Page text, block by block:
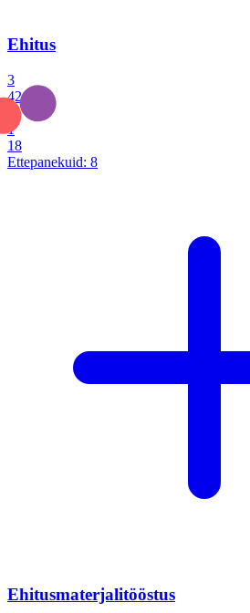
Ehitus
3
42
1
18
Ettepanekuid: 8
Ehitusmaterjalitööstus